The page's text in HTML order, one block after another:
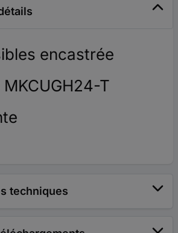
encastrée
MKCUGH24-T
techniques